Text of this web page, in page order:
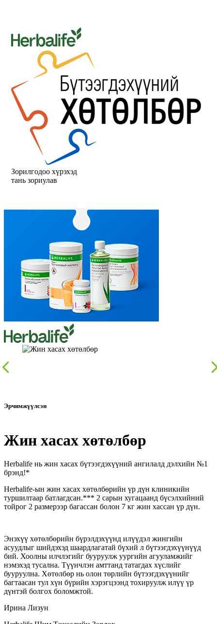
Зорилгодоо хүрэхэд
тань зориулав
Эрчимжүүлсэн
Жин хасах хөтөлбөр
Herbalife нь жин хасах бүтээгдэхүүний ангилалд дэлхийн №1
брэнд!*
Herbalife-ын жин хасах хөтөлбөрийн үр дүн клиникийн
туршилтаар батлагдсан.*** 2 сарын хугацаанд бүсэлхийний
тойрог 2 размерээр багассан болон 7 кг жин хассан үр дүн.
Энэхүү хөтөлбөрийн бүрэлдэхүүнд илүүдэл жингийн
асуудлыг шийдэхэд шаардлагатай бүхий л бүтээгдэхүүнүүд
бий. Хоолны илчлэгийг бууруулж уургийн агууламжийг
нэмэхэд тусална. Түүнчлэн амттанд татагдах хүслийг
бууруулна. Хөтөлбөр нь олон төрлийн бүтээгдэхүүнийг
багтаасан тул хүн бүрийн хэрэгцээнд тохируулж илүү үр
дүнтэй болгох боломжтой.
Ирина Лизун